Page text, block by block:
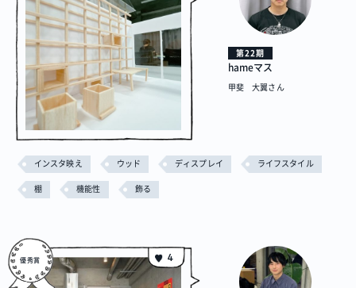
第22期
hameマス
甲斐 大翼さん
インスタ映え ウッド ディスプレイ ライフスタイル
棚 機能性 飾る
4